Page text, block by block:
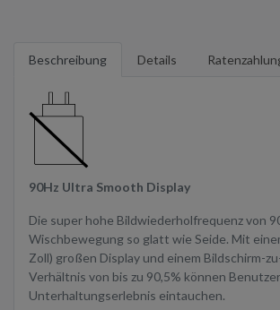
Beschreibung Details
90Hz Ultra Smooth Display
Die super hohe Bildwiederholfrequenz von
Wischbewegung so glatt wie Seide. Mit
Zoll) großen Display und einem Bildschirm-
Verhältnis von bis zu 90,5% können
Unterhaltungserlebnis eintauchen.